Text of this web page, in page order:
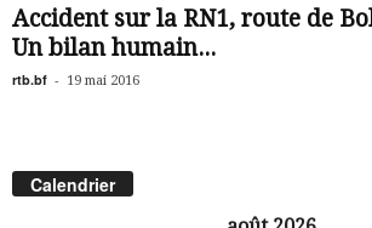
Accident sur la RN1, route de
Un bilan humain...
rtb.bf - 19 mai 2016
Calendrier